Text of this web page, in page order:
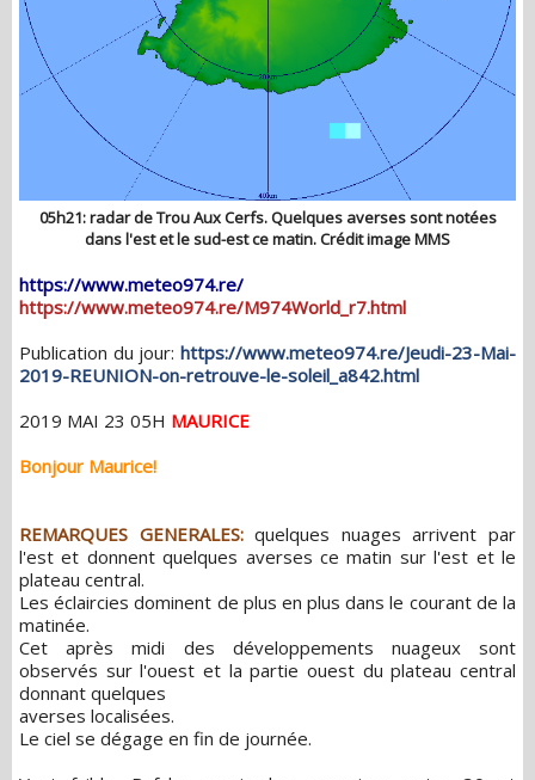
05h21: radar de Trou Aux Cerfs. Quelques averses sont notées
dans l'est et le sud-est ce matin. Crédit image MMS
https://www.meteo974.re/
https://www.meteo974.re/M974World_r7.html
Publication du jour: https://www.meteo974.re/Jeudi-23-Mai-
2019-REUNION-on-retrouve-le-soleil_a842.html
2019 MAI 23 05H MAURICE
Bonjour Maurice!
REMARQUES GENERALES:quelques nuages arrivent par
l'est et donnent quelques averses ce matin sur l'est et le
plateau central.
Les éclaircies dominent de plus en plus dans le courant de la
matinée.
Cet après midi des développements nuageux sont
observés sur l'ouest et la partie ouest du plateau central
donnant quelques
averses localisées.
Le ciel se dégage en fin de journée.